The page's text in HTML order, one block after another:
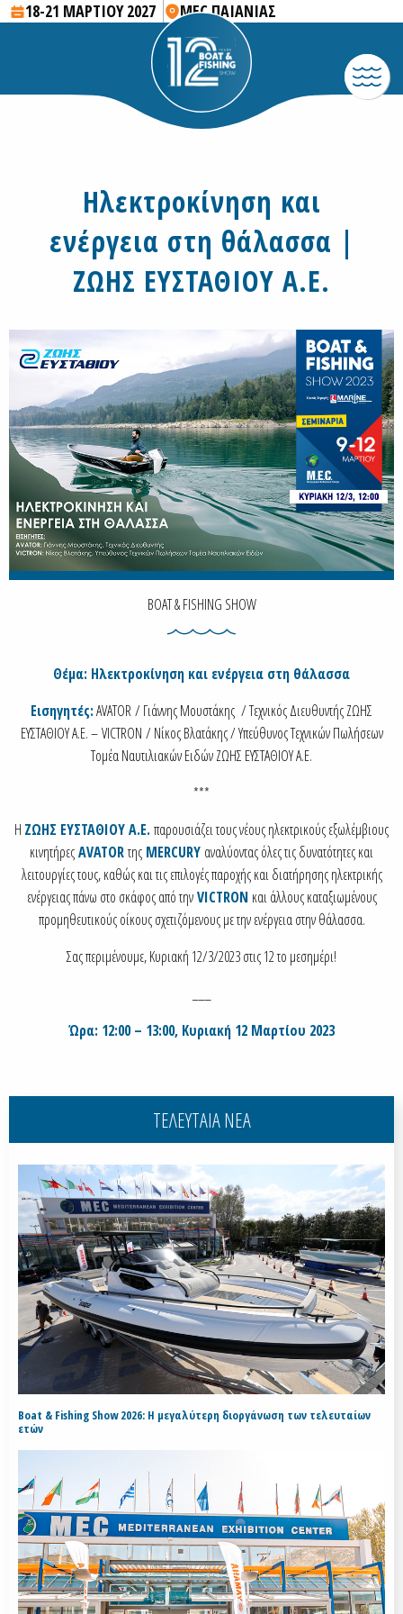
18-21 ΜΑΡΤΙΟΥ 2027 MEC ΠΑΙΑΝΙΑΣ
Ηλεκτροκίνηση και
ενέργεια στη θάλασσα |
ΖΩΗΣ ΕΥΣΤΑΘΙΟΥ Α.Ε.
BOAT & FISHING SHOW
Θέμα: Ηλεκτροκίνηση και ενέργεια στη θάλασσα
Εισηγητές:AVATOR / Γιάννης Μουστάκης / Τεχνικός Διευθυντής ΖΩΗΣ
ΕΥΣΤΑΘΙΟΥ Α.Ε. – VICTRON / Νίκος Βλατάκης / Υπεύθυνος Τεχνικών Πωλήσεων
Τομέα Ναυτιλιακών Ειδών ΖΩΗΣ ΕΥΣΤΑΘΙΟΥ Α.Ε.
***
Η ΖΩΗΣ ΕΥΣΤΑΘΙΟΥ Α.Ε.παρουσιάζει τους νέους ηλεκτρικούς εξωλέμβιους
κινητήρεςAVATORτης MERCURY αναλύοντας όλες τις δυνατότητες και
λειτουργίες τους, καθώς και τις επιλογές παροχής και διατήρησης ηλεκτρικής
ενέργειας πάνω στο σκάφος από τηνVICTRONκαι άλλους καταξιωμένους
προμηθευτικούς οίκους σχετιζόμενους με την ενέργεια στην θάλασσα.
Σας περιμένουμε, Κυριακή 12/3/2023 στις 12 το μεσημέρι!
Ώρα: 12:00 – 13:00, Κυριακή 12 Μαρτίου 2023
ΤΕΛΕΥΤΑΙΑ ΝΕΑ
Boat & Fishing Show 2026: Η μεγαλύτερη διοργάνωση των τελευταίων
ετών